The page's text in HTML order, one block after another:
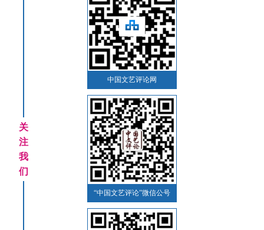
关
注
我
们
中国文艺评论网
“中国文艺评论”微信公号